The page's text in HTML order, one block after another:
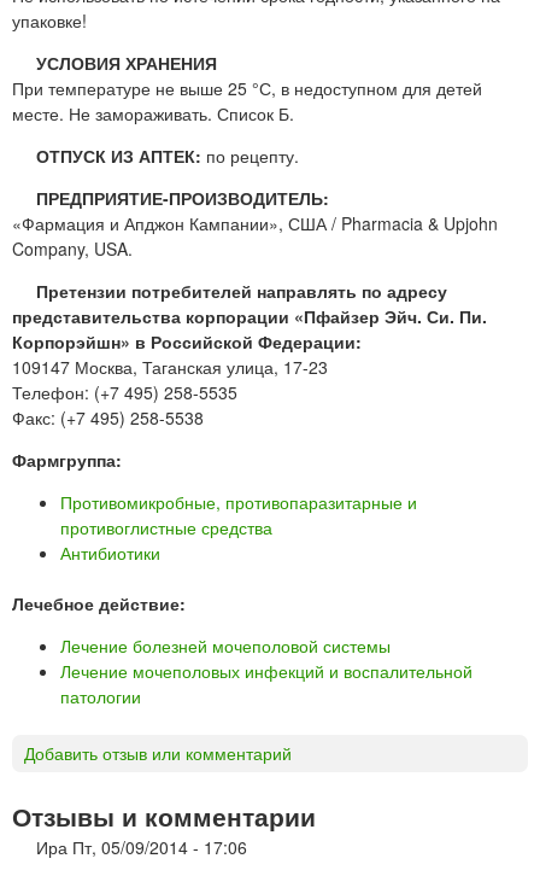
упаковке!
УСЛОВИЯ ХРАНЕНИЯ
При температуре не выше 25 °С, в недоступном для детей
месте. Не замораживать. Список Б.
ОТПУСК ИЗ АПТЕК: по рецепту.
ПРЕДПРИЯТИЕ-ПРОИЗВОДИТЕЛЬ:
«Фармация и Апджон Кампании», США / Pharmacia & Upjohn
Company, USA.
Претензии потребителей направлять по адресу
представительства корпорации «Пфайзер Эйч. Си. Пи.
Корпорэйшн» в Российской Федерации:
109147 Москва, Таганская улица, 17-23
Телефон: (+7 495) 258-5535
Факс: (+7 495) 258-5538
Фармгруппа:
Противомикробные, противопаразитарные и
противоглистные средства
Антибиотики
Лечебное действие:
Лечение болезней мочеполовой системы
Лечение мочеполовых инфекций и воспалительной
патологии
Добавить отзыв или комментарий
Отзывы и комментарии
Ира Пт, 05/09/2014 - 17:06